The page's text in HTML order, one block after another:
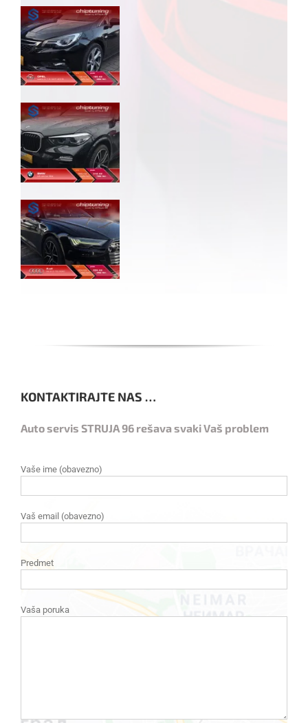
KONTAKTIRAJTE NAS …
Auto servis STRUJA 96 rešava svaki Vaš problem
Vaše ime (obavezno)
Vaš email (obavezno)
Predmet
Vaša poruka